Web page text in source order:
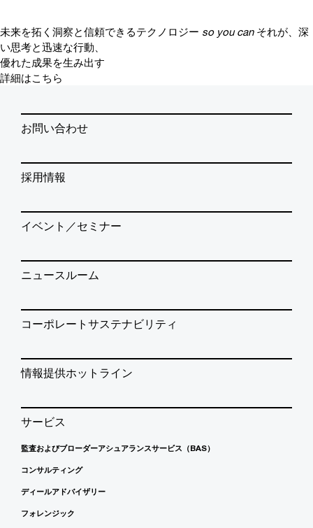
未来を拓く洞察と信頼できるテクノロジー so you can それが、深
い思考と迅速な行動、
優れた成果を生み出す
詳細はこちら
お問い合わせ
採用情報
イベント／セミナー
ニュースルーム
コーポレートサステナビリティ
情報提供ホットライン
サービス
監査およびブローダーアシュアランスサービス（BAS）
コンサルティング
ディールアドバイザリー
フォレンジック